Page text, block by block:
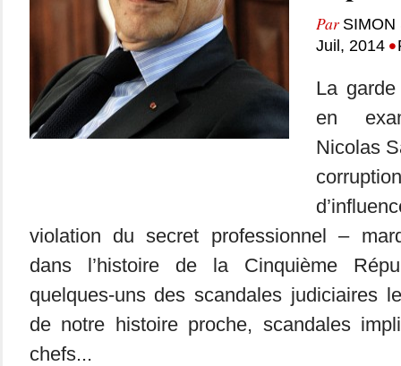
Par SIMON
Juil, 2014 •
La
en
Nicolas
violation du secret professionnel –
dans l’histoire de la Cinquième
quelques-uns des scandales judiciaires
de notre histoire proche, scandales
chefs...